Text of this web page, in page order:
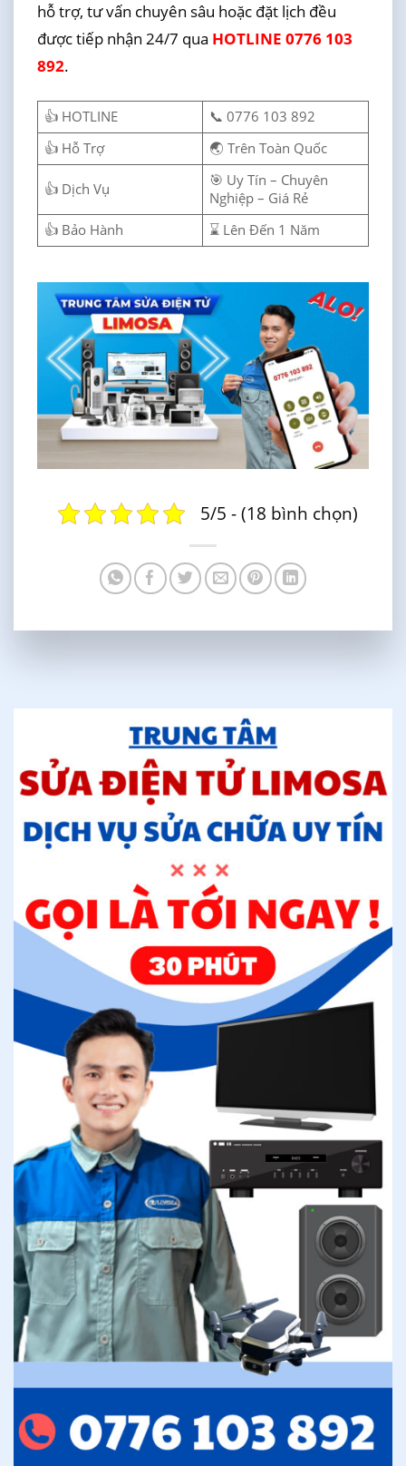
hỗ trợ, tư vấn chuyên sâu hoặc đặt lịch đều
được tiếp nhận 24/7 qua HOTLINE 0776 103
892.
👍 HOTLINE
📞 0776 103 892
👍 Hỗ Trợ
🌏 Trên Toàn Quốc
👍 Dịch Vụ
🎯 Uy Tín – Chuyên
Nghiệp – Giá Rẻ
👍 Bảo Hành
⌛ Lên Đến 1 Năm
5/5 - (18 bình chọn)